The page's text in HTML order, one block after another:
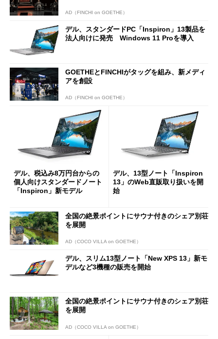
AD（FINCHI on GOETHE）
デル、スタンダードPC「Inspiron」13製品を
法人向けに発売 Windows 11 Proを導入
GOETHEとFINCHIがタッグを組み、新メディ
アを創設
AD（FINCHI on GOETHE）
デル、税込み8万円台からの
個人向けスタンダードノート
「Inspiron」新モデル
デル、13型ノート「Inspiron
13」のWeb直販取り扱いを開
始
全国の絶景ポイントにサウナ付きのシェア別荘
を展開
AD（COCO VILLA on GOETHE）
デル、スリム13型ノート「New XPS 13」新モ
デルなど3機種の販売を開始
全国の絶景ポイントにサウナ付きのシェア別荘
を展開
AD（COCO VILLA on GOETHE）